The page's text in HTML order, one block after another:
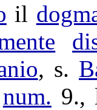
il
, s.
num. 9.,